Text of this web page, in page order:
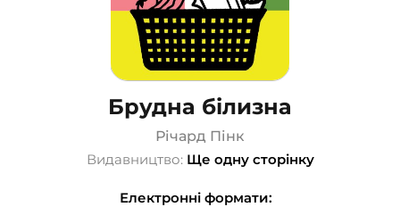
Брудна білизна
Річард Пінк
Видавництво: Ще одну сторінку
Електронні формати: